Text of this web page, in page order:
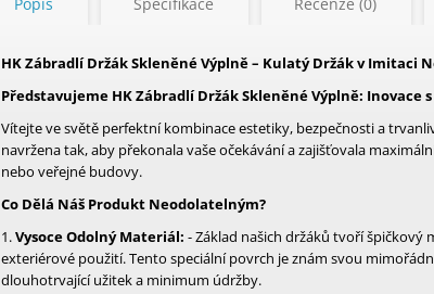
HK Zábradlí Držák Skleněné Výplně – Kulatý Držák v Imitaci
Představujeme HK Zábradlí Držák Skleněné Výplně: Inovace
Vítejte ve světě perfektní kombinace estetiky, bezpečnosti a
navržena tak, aby překonala vaše očekávání a zajišťovala
nebo veřejné budovy.
Co Dělá Náš Produkt Neodolatelným?
1.Vysoce Odolný Materiál: - Základ našich držáků tvoří
exteriérové použití. Tento speciální povrch je znám svou
dlouhotrvající užitek a minimum údržby.